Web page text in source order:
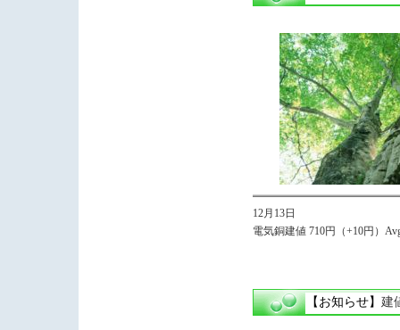
12月13日
電気銅建値 710円（+10円）
【お知らせ】 建